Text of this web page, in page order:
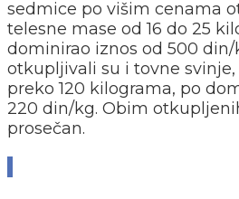
sedmice po višim cenama
telesne mase od 16 do 25
dominirao iznos od 500 din/
otkupljivali su i tovne
preko 120 kilograma, po
220 din/kg. Obim
prosečan.